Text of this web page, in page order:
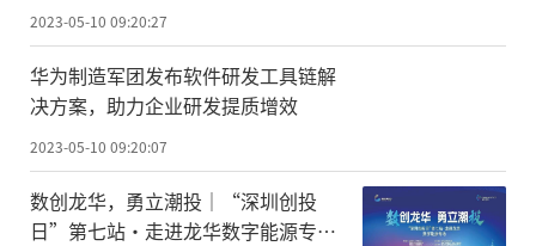
2023-05-10 09:20:27
华为制造军团发布软件研发工具链解
决方案，助力企业研发提质增效
2023-05-10 09:20:07
数创龙华，勇立潮投｜“深圳创投
日”第七站·走进龙华数字能源专场